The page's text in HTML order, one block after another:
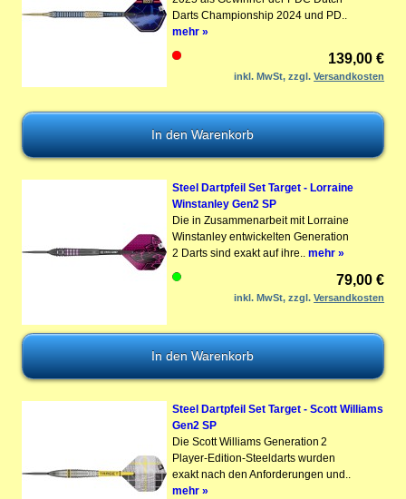
Darts Championship 2024 und PD..
mehr »
139,00 €
inkl. MwSt, zzgl.Versandkosten
Steel Dartpfeil Set Target - Lorraine
Winstanley Gen2 SP
Die in Zusammenarbeit mit Lorraine
Winstanley entwickelten Generation
2 Darts sind exakt auf ihre.. mehr »
79,00 €
inkl. MwSt, zzgl.Versandkosten
Steel Dartpfeil Set Target - Scott Williams
Gen2 SP
Die Scott Williams Generation 2
Player-Edition-Steeldarts wurden
exakt nach den Anforderungen und..
mehr »